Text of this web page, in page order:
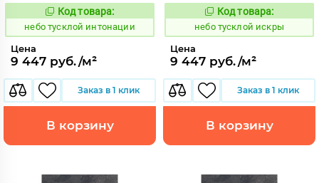
1122658
Код товара:
небо тусклой интонации
Цена
9 447 руб./м²
Заказ в 1 клик
В корзину
1122659
Код товара:
небо тусклой искры
Цена
9 447 руб./м²
Заказ в 1 клик
В корзину